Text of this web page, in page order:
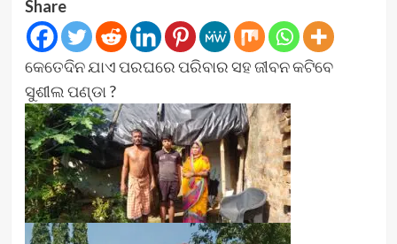
Share
କେତେଦିନ ଯାଏ ପରଘରେ ପରିବାର ସହ ଜୀବନ କଟିବେ
ସୁଶୀଲ ପଣ୍ଡା ?